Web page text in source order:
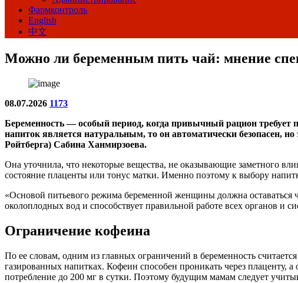
Фармконтроль
English
中文
Можно ли беременным пить чай: мнение
08.07.2026 1173
Беременность — особый период, когда привычный рацион требует
напиток является натуральным, то он автоматически безопасен,
Ройтберга) Сабина Ханмирзоева.
Она уточнила, что некоторые вещества, не оказывающие заметного
состояние плаценты или тонус матки. Именно поэтому к выбору
«Основой питьевого режима беременной женщины должна оставаться
околоплодных вод и способствует правильной работе всех органов
Ограничение кофеина
По ее словам, одним из главных ограничений в беременность
газированных напитках. Кофеин способен проникать через плаценту,
потребление до 200 мг в сутки. Поэтому будущим мамам следует